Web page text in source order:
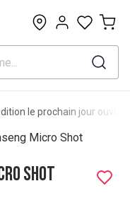
0
le prochain jour
Micro Shot
Shot